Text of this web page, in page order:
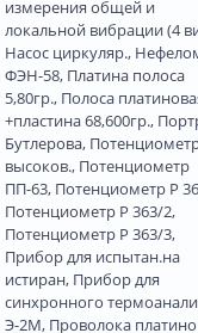
измерения общей и
локальной вибрации (4
Насос циркуляр.,
ФЭН-58, Платина полоса
5,80гр., Полоса
+пластина 68,600гр.,
Бутлерова,
высоков., Потенциометр
ПП-63, Потенциометр Р
Потенциометр Р 363/2,
Потенциометр Р 363/3,
Прибор для испытан.на
истиран, Прибор для
синхронного
Э-2М, Проволока